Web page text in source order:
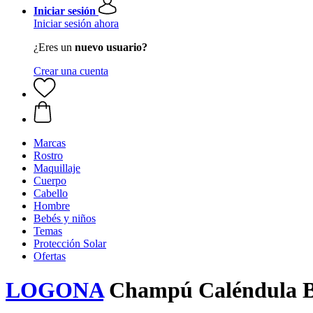
Iniciar sesión
Iniciar sesión ahora
¿Eres un nuevo usuario?
Crear una cuenta
Marcas
Rostro
Maquillaje
Cuerpo
Cabello
Hombre
Bebés y niños
Temas
Protección Solar
Ofertas
LOGONAChampú Caléndula